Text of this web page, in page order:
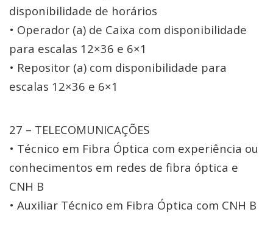
disponibilidade de horários
• Operador (a) de Caixa com disponibilidade
para escalas 12×36 e 6×1
• Repositor (a) com disponibilidade para
escalas 12×36 e 6×1
27 – TELECOMUNICAÇÕES
• Técnico em Fibra Óptica com experiência ou
conhecimentos em redes de fibra óptica e
CNH B
• Auxiliar Técnico em Fibra Óptica com CNH B